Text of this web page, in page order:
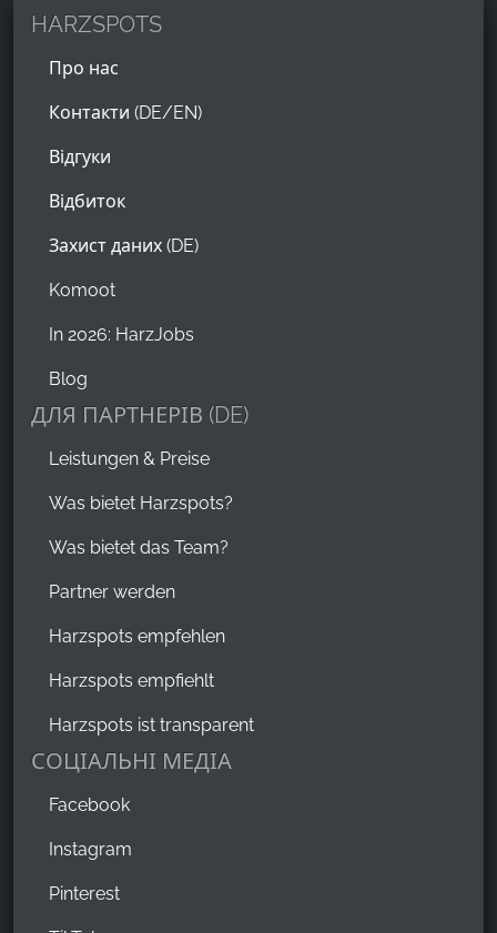
HARZSPOTS
Про нас
Контакти (DE/EN)
Відгуки
Відбиток
Захист даних (DE)
Komoot
In 2026: HarzJobs
Blog
ДЛЯ ПАРТНЕРІВ (DE)
Leistungen & Preise
Was bietet Harzspots?
Was bietet das Team?
Partner werden
Harzspots empfehlen
Harzspots empfiehlt
Harzspots ist transparent
СОЦІАЛЬНІ МЕДІА
Facebook
Instagram
Pinterest